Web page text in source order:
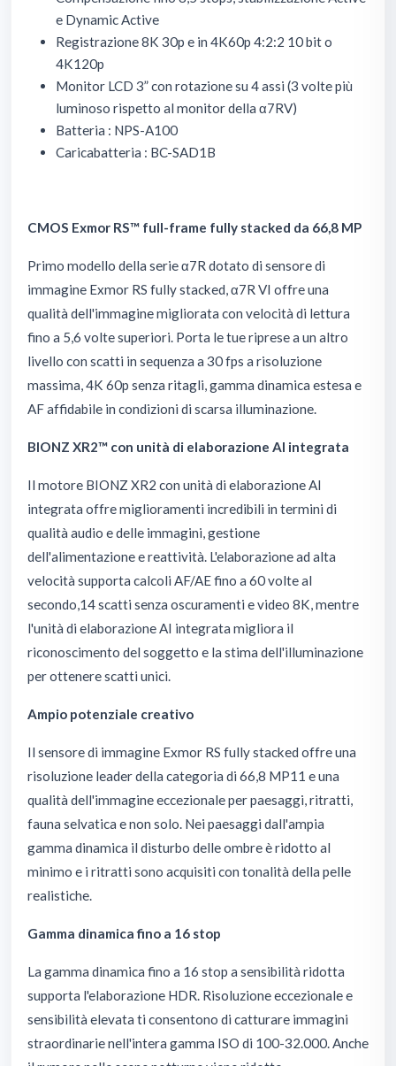
e Dynamic Active
Registrazione 8K 30p e in 4K60p 4:2:2 10 bit o
4K120p
Monitor LCD 3” con rotazione su 4 assi (3 volte più
luminoso rispetto al monitor della α7RV)
Batteria : NPS-A100
Caricabatteria : BC-SAD1B
CMOS Exmor RS™ full-frame fully stacked da 66,8 MP
Primo modello della serie α7R dotato di sensore di
immagine Exmor RS fully stacked, α7R VI offre una
qualità dell'immagine migliorata con velocità di lettura
fino a 5,6 volte superiori. Porta le tue riprese a un altro
livello con scatti in sequenza a 30 fps a risoluzione
massima, 4K 60p senza ritagli, gamma dinamica estesa e
AF affidabile in condizioni di scarsa illuminazione.
BIONZ XR2™ con unità di elaborazione AI integrata
Il motore BIONZ XR2 con unità di elaborazione AI
integrata offre miglioramenti incredibili in termini di
qualità audio e delle immagini, gestione
dell'alimentazione e reattività. L'elaborazione ad alta
velocità supporta calcoli AF/AE fino a 60 volte al
secondo,14 scatti senza oscuramenti e video 8K, mentre
l'unità di elaborazione AI integrata migliora il
riconoscimento del soggetto e la stima dell'illuminazione
per ottenere scatti unici.
Ampio potenziale creativo
Il sensore di immagine Exmor RS fully stacked offre una
risoluzione leader della categoria di 66,8 MP11 e una
qualità dell'immagine eccezionale per paesaggi, ritratti,
fauna selvatica e non solo. Nei paesaggi dall'ampia
gamma dinamica il disturbo delle ombre è ridotto al
minimo e i ritratti sono acquisiti con tonalità della pelle
realistiche.
Gamma dinamica fino a 16 stop
La gamma dinamica fino a 16 stop a sensibilità ridotta
supporta l'elaborazione HDR. Risoluzione eccezionale e
sensibilità elevata ti consentono di catturare immagini
straordinarie nell'intera gamma ISO di 100-32.000. Anche